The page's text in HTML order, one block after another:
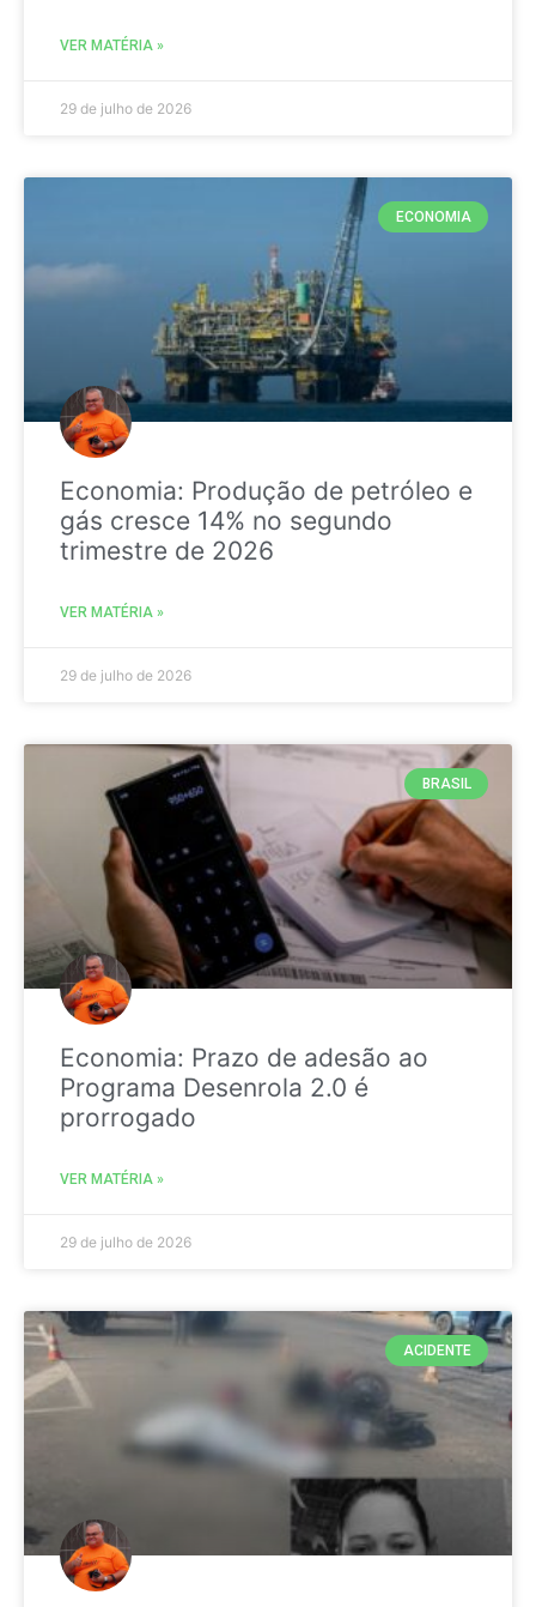
VER MATÉRIA »
29 de julho de 2026
ECONOMIA
Economia: Produção de petróleo e
gás cresce 14% no segundo
trimestre de 2026
VER MATÉRIA »
29 de julho de 2026
BRASIL
Economia: Prazo de adesão ao
Programa Desenrola 2.0 é
prorrogado
VER MATÉRIA »
29 de julho de 2026
ACIDENTE